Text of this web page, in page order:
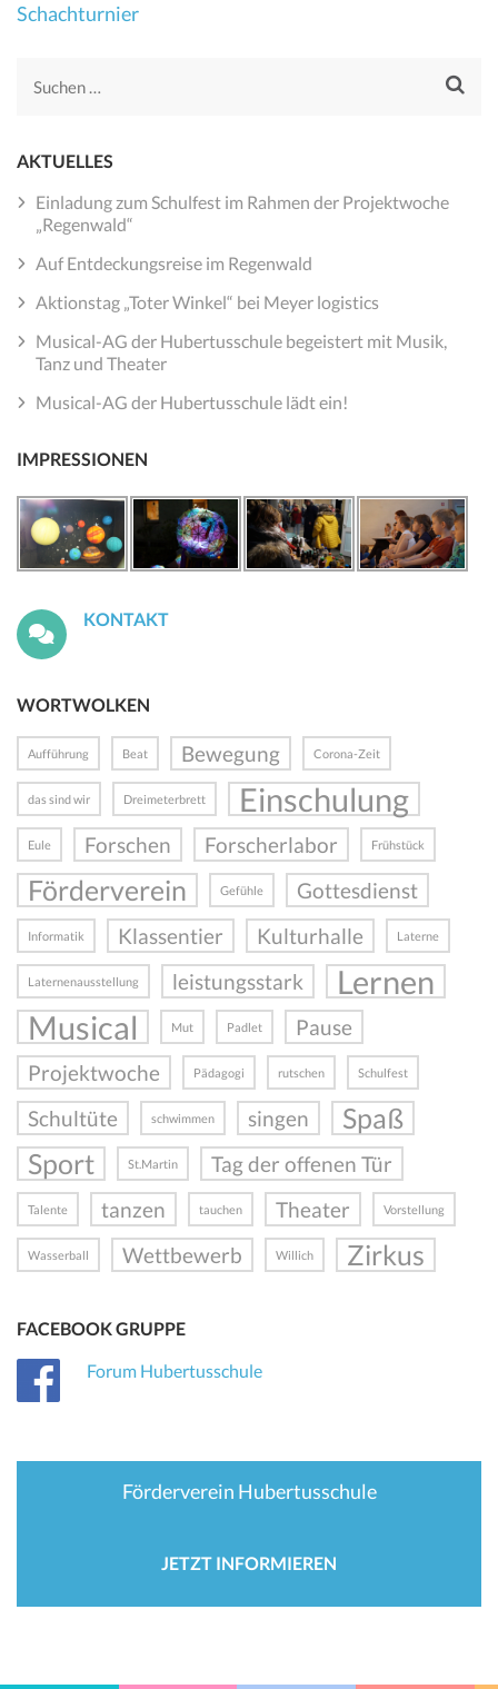
Schachturnier
Suchen
AKTUELLES
Einladung zum Schulfest im Rahmen der Projektwoche
„Regenwald“
Auf Entdeckungsreise im Regenwald
Aktionstag „Toter Winkel“ bei Meyer logistics
Musical-AG der Hubertusschule begeistert mit Musik,
Tanz und Theater
Musical-AG der Hubertusschule lädt ein!
IMPRESSIONEN
KONTAKT
WORTWOLKEN
Aufführung Beat Bewegung Corona-Zeit
das sind wir Dreimeterbrett Einschulung
Eule Forschen Forscherlabor Frühstück
Förderverein Gefühle Gottesdienst
Informatik Klassentier Kulturhalle Laterne
Laternenausstellung leistungsstark
Lernen
Musical
Mut Padlet
Pause
Projektwoche
Pädagogi rutschen Schulfest
Schultüte schwimmen singen
Spaß
Sport
St.Martin Tag der offenen Tür
Talente tanzen tauchen Theater Vorstellung
Wasserball Wettbewerb Willich Zirkus
FACEBOOK GRUPPE
Forum Hubertusschule
Förderverein Hubertusschule
JETZT INFORMIEREN